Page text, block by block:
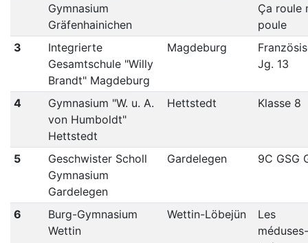
Gymnasium
Gräfenhainichen
Ça roule
poule
3
Integrierte
Gesamtschule "Willy
Brandt" Magdeburg
Magdeburg
Jg. 13
4
Gymnasium "W. u. A.
von Humboldt"
Hettstedt
Hettstedt Klasse 8
5
Geschwister Scholl
Gymnasium
Gardelegen
Gardelegen 9C GSG
6
Burg-Gymnasium
Wettin
Wettin-Löbejün
Les
méduses-